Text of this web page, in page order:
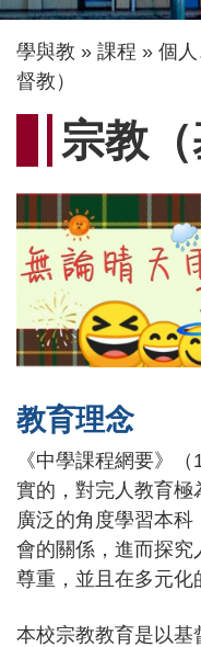
導
航
連
結
學與教 課程 個
督教）
宗教（
教育理念
《中學課程網要》
實的，對完人教育極
廣泛的角度學習本
會的關係，進而探究
尊重，並且在多元化
本校宗教教育是以基